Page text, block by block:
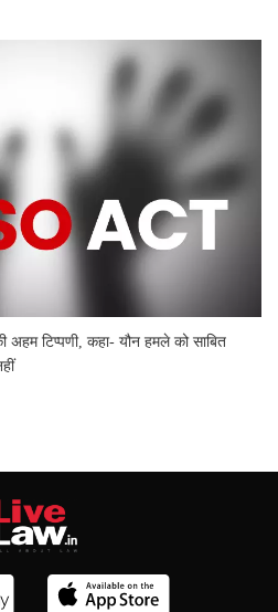
अहम टिप्पणी, कहा- यौन हमले को साबित